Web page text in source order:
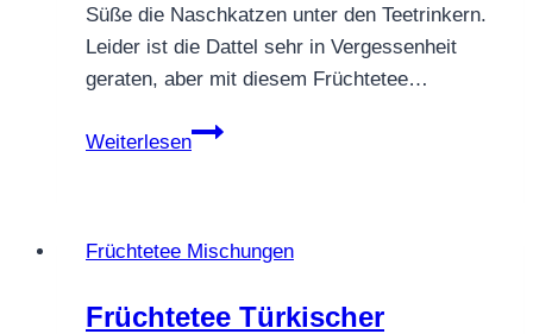
Süße die Naschkatzen unter den Teetrinkern.
Leider ist die Dattel sehr in Vergessenheit
geraten, aber mit diesem Früchtetee…
Weiterlesen
FRÜCHTETEE
Früchtetee Mischungen
Früchtetee Türkischer